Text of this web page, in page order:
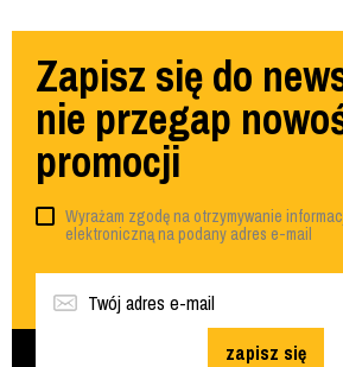
Zapisz się do
nie przegap
promocji
Wyrażam zgodę na otrzymywanie
elektroniczną na podany adres e-mail
zapisz się